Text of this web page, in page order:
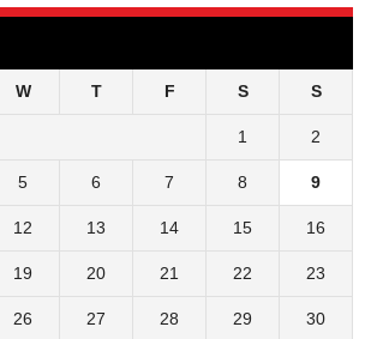
W T F S S
1 2
5 6 7 8 9
12 13 14 15 16
19 20 21 22 23
26 27 28 29 30